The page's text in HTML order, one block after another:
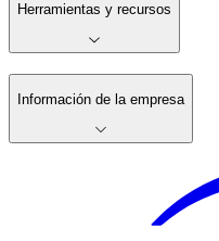
Herramientas y recursos
Información de la empresa